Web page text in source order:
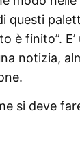
questi
è finito”. E’
notizia,
si deve